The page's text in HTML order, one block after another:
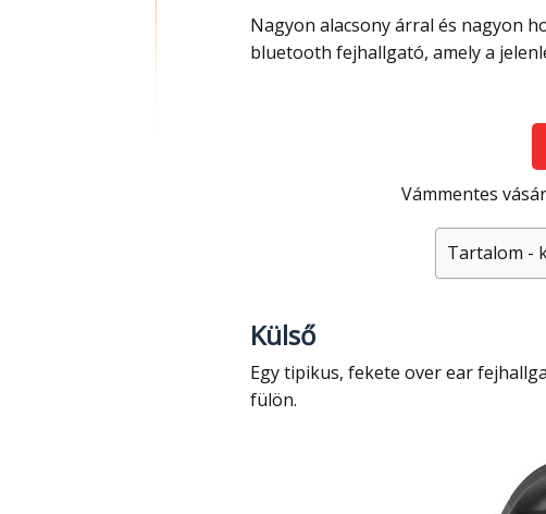
Nagyon alacsony árral és nagyon
bluetooth fejhallgató, amely a
Vámmentes
Tartalom -
Külső
Egy tipikus, fekete over ear fejhallgatóról van szó, vagyis a fül körül van és nem a
fülön.